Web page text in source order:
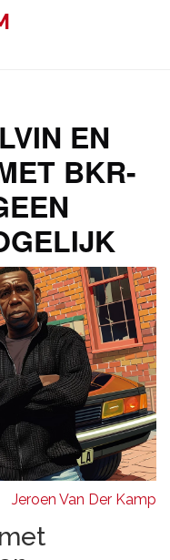
EN
BKR-
Jeroen Van Der Kamp